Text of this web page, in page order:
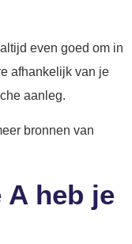
even goed om in
afhankelijk van je
aanleg.
bronnen van
A heb je